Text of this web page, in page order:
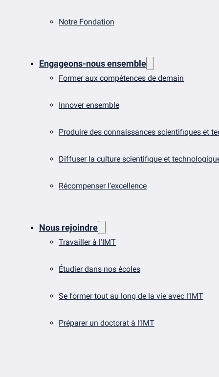
Notre Fondation
Engageons-nous ensemble
Former aux compétences de demain
Innover ensemble
Produire des connaissances scientifiques et
Diffuser la culture scientifique et
Récompenser l’excellence
Nous rejoindre
Travailler à l’IMT
Étudier dans nos écoles
Se former tout au long de la vie avec l’IMT
Préparer un doctorat à l’IMT